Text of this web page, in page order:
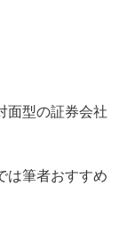
面型の証券会社
は筆者おすすめ